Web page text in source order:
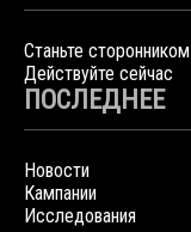
Станьте сторонником
Действуйте сейчас
ПОСЛЕДНЕЕ
Новости
Кампании
Исследования